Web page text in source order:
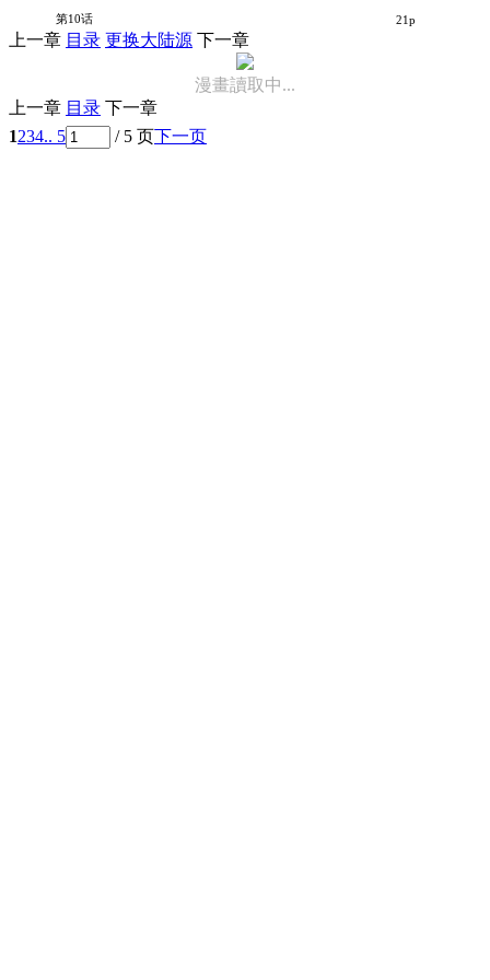
第10话 21p
上一章 目录 更换大陆源 下一章
漫畫讀取中...
上一章 目录 下一章
1234.. 5 / 5 页下一页